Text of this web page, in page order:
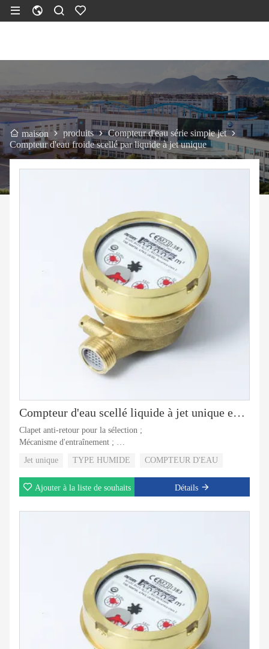
maison produits
Compteur d'eau série simple jet
Compteur d'eau froide scellé par liquide à jet unique
Compteur d'eau scellé liquide à jet unique en laiton
Clapet anti-retour pour la sélection ;
Mécanisme d'entraînement ;
Jet unique TYPE HUMIDE COMPTEUR D'EAU
Ajouter à la liste de souhaits Détails